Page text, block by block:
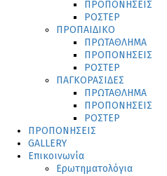
ΠΡΟΠΟΝΗΣΕΙΣ
ΡΟΣΤΕΡ
ΠΡΟΠΑΙΔΙΚΟ
ΠΡΩΤΑΘΛΗΜΑ
ΠΡΟΠΟΝΗΣΕΙΣ
ΡΟΣΤΕΡ
ΠΑΓΚΟΡΑΣΙΔΕΣ
ΠΡΩΤΑΘΛΗΜΑ
ΠΡΟΠΟΝΗΣΕΙΣ
ΡΟΣΤΕΡ
ΠΡΟΠΟΝΗΣΕΙΣ
GALLERY
Επικοινωνία
Ερωτηματολόγια